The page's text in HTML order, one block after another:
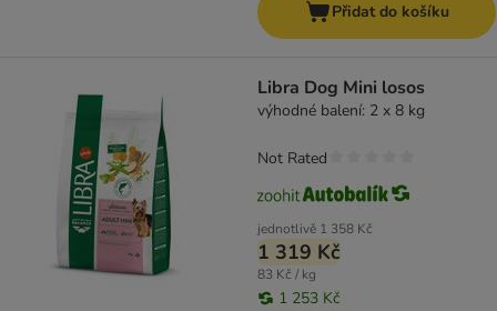
Přidat do košíku
Libra Dog Mini losos
výhodné balení: 2 x 8 kg
jednotlivě 1 358 Kč
1 319 Kč
83 Kč / kg
1 253 Kč
Not Rated